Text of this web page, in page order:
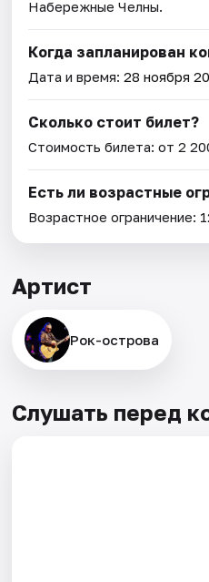
Набережные Челны.
Когда запланирован
Дата и время:28 ноября
Сколько стоит билет?
Стоимость билета: от 2
Есть ли возрастные
Возрастное ограничение:
Артист
Рок-острова
Слушать перед